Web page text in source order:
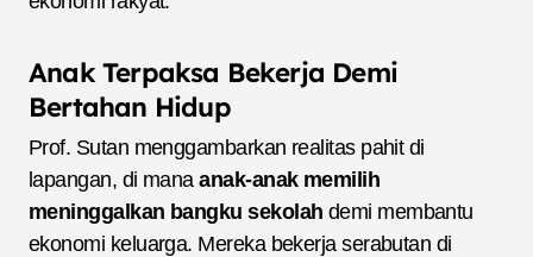
Anak Terpaksa Bekerja Demi
Bertahan Hidup
Prof. Sutan menggambarkan realitas pahit di
lapangan, di manaanak-anak memilih
meninggalkan bangku sekolah demi membantu
ekonomi keluarga. Mereka bekerja serabutan di